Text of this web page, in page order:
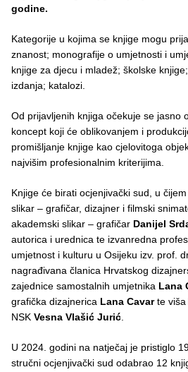
godine.
Kategorije u kojima se knjige mogu
znanost; monografije o umjetnosti i
knjige za djecu i mladež; školske
izdanja; katalozi.
Od prijavljenih knjiga očekuje se jasno
koncept koji će oblikovanjem i
promišljanje knjige kao cjelovitoga
najvišim profesionalnim kriterijima.
Knjige će birati ocjenjivački sud, u
slikar – grafičar, dizajner i filmski
akademski slikar – grafičar Danijel
autorica i urednica te izvanredna
umjetnost i kulturu u Osijeku izv. prof.
nagrađivana članica Hrvatskog
zajednice samostalnih umjetnika Lana
grafička dizajnerica Lana Cavarte
NSK Vesna Vlašić Jurić.
U 2024. godini na natječaj je pristiglo
stručni ocjenjivački sud odabrao 12